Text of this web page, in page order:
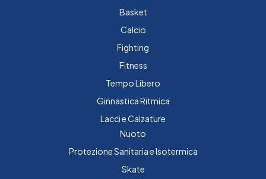
Basket
Calcio
Fighting
Fitness
Tempo Libero
Ginnastica Ritmica
Lacci e Calzature
Nuoto
Protezione Sanitaria e Isotermica
Skate